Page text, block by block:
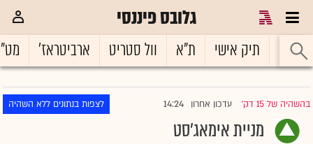
גלובס פיננסי
ראשי תיק אישי ת"א וול סטריט ארביטראז'
בהשהיה של 15 דק' |עדכון אחרון 14:24 לצפות בנתונים ללא השהיה
מניית אימאג'סט